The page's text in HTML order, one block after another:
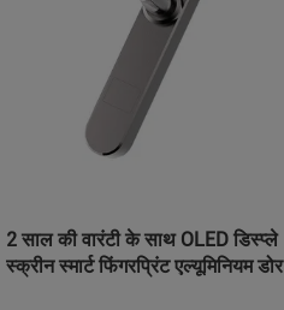
2 साल की वारंटी के साथ OLED डिस्प्ले
स्क्रीन स्मार्ट फिंगरप्रिंट एल्यूमिनियम डोर